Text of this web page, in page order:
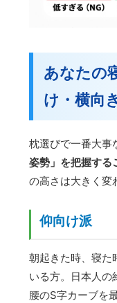
あなたの
け・横向
枕選びで一番大事
姿勢」を把握する
の高さは大きく変
仰向け派
朝起きた時、寝た
いる方。日本人の
腰のS字カーブを